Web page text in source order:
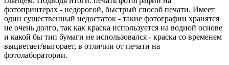
фотопринтерах - недорогой, быстрый способ печати. Имеет
один существенный недостаток - такие фотографии хранятся
не очень долго, так как краска используется на водной основе
и какой бы тип бумаги не использовался - краска со временем
выцветает/выгорает, в отличии от печати на
фотолаборатории.